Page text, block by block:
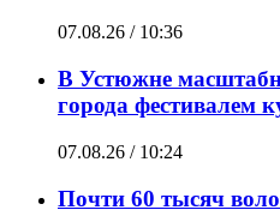
07.08.26 / 10:36
В Устюжне
города фестивалем
07.08.26 / 10:24
Почти 60 тысяч